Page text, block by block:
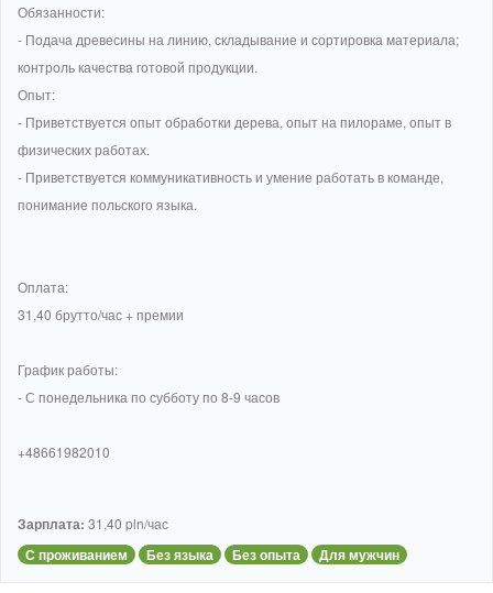
Обязанности:
- Подача древесины на линию, складывание и сортировка материала;
контроль качества готовой продукции.
Опыт:
- Приветствуется опыт обработки дерева, опыт на пилораме, опыт в
физических работах.
- Приветствуется коммуникативность и умение работать в команде,
понимание польского языка.
Оплата:
31,40 брутто/час + премии
График работы:
- С понедельника по субботу по 8-9 часов
+48661982010
Зарплата: 31,40 pln/час
С проживанием Без языка Без опыта Для мужчин